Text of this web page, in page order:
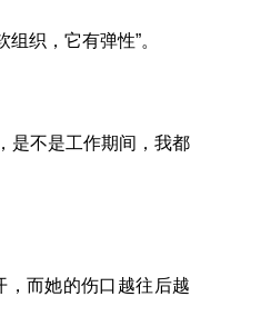
织，它有弹性”。
是不是工作期间，我都
，而她的伤口越往后越